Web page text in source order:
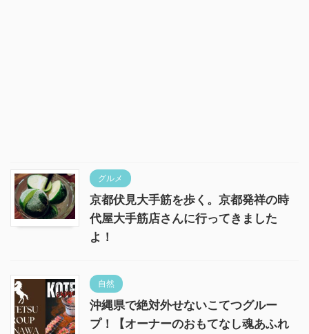
グルメ
京都伏見大手筋を歩く。京都発祥の時
代屋大手筋店さんに行ってきました
よ！
自然
沖縄県で絶対外せないこてつグルー
プ！【オーナーのおもてなし魂あふれ